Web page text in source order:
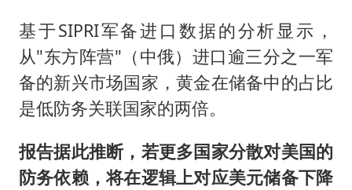
基于SIPRI军备进口数据的分析显示，
从"东方阵营"（中俄）进口逾三分之一军
备的新兴市场国家，黄金在储备中的占比
是低防务关联国家的两倍。
报告据此推断，若更多国家分散对美国的
防务依赖，将在逻辑上对应美元储备下降